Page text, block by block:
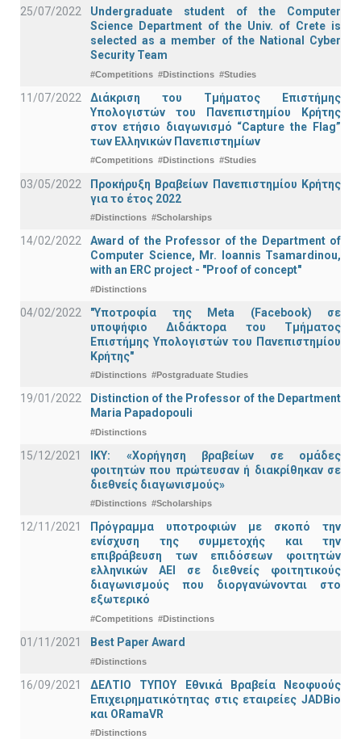
25/07/2022
Undergraduate student of the Computer
Science Department of the Univ. of Crete is
selected as a member of the National Cyber
Security Team
#Competitions #Distinctions #Studies
11/07/2022
Διάκριση του Τμήματος Επιστήμης
Υπολογιστών του Πανεπιστημίου Κρήτης
στον ετήσιο διαγωνισμό “Capture the Flag”
των Ελληνικών Πανεπιστημίων
#Competitions #Distinctions #Studies
03/05/2022
Προκήρυξη Βραβείων Πανεπιστημίου Κρήτης
για το έτος 2022
#Distinctions #Scholarships
14/02/2022
Award of the Professor of the Department of
Computer Science, Mr. Ioannis Tsamardinou,
with an ERC project - "Proof of concept"
#Distinctions
04/02/2022
"Υποτροφία της Meta (Facebook) σε
υποψήφιο Διδάκτορα του Τμήματος
Επιστήμης Υπολογιστών του Πανεπιστημίου
Κρήτης"
#Distinctions #Postgraduate Studies
19/01/2022
Distinction of the Professor of the Department
Maria Papadopouli
#Distinctions
15/12/2021
IKY: «Χορήγηση βραβείων σε ομάδες
φοιτητών που πρώτευσαν ή διακρίθηκαν σε
διεθνείς διαγωνισμούς»
#Distinctions #Scholarships
12/11/2021
Πρόγραμμα υποτροφιών με σκοπό την
ενίσχυση της συμμετοχής και την
επιβράβευση των επιδόσεων φοιτητών
ελληνικών ΑΕΙ σε διεθνείς φοιτητικούς
διαγωνισμούς που διοργανώνονται στο
εξωτερικό
#Competitions #Distinctions
01/11/2021 Best Paper Award
#Distinctions
16/09/2021
ΔΕΛΤΙΟ ΤΥΠΟΥ Εθνικά Βραβεία Νεοφυούς
Επιχειρηματικότητας στις εταιρείες JADBio
και ORamaVR
#Distinctions